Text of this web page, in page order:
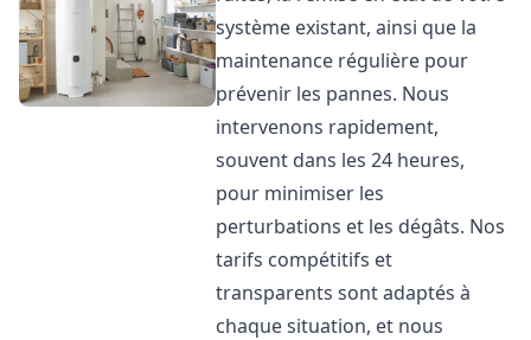
système existant, ainsi que la
maintenance régulière pour
prévenir les pannes. Nous
intervenons rapidement,
souvent dans les 24 heures,
pour minimiser les
perturbations et les dégâts. Nos
tarifs compétitifs et
transparents sont adaptés à
chaque situation, et nous